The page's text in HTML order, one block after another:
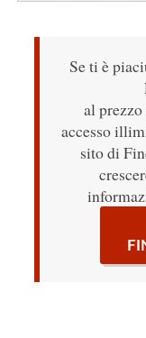
Se ti è
al
accesso
sito di